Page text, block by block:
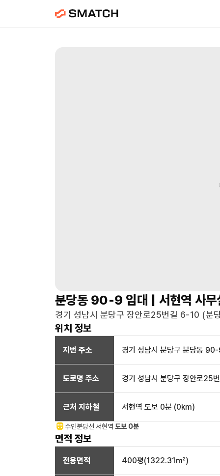
분당동 90-9 임대 | 서현역 사무
경기 성남시 분당구 장안로25번길 6-10 (
위치 정보
지번 주소 경기 성남시 분당구 분당동
도로명 주소 경기 성남시 분당구 장안로25
근처 지하철 서현역 도보 0분 (0km)
수인분당선 서현역 도보 0분
면적 정보
전용면적 400평(1322.31㎡)